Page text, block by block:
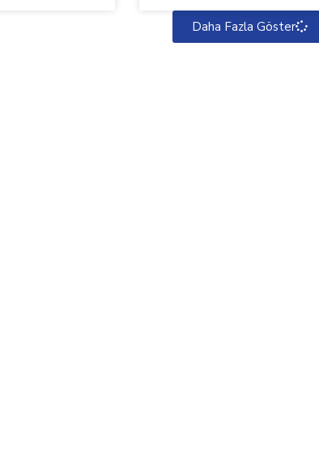
Daha Fazla Göster